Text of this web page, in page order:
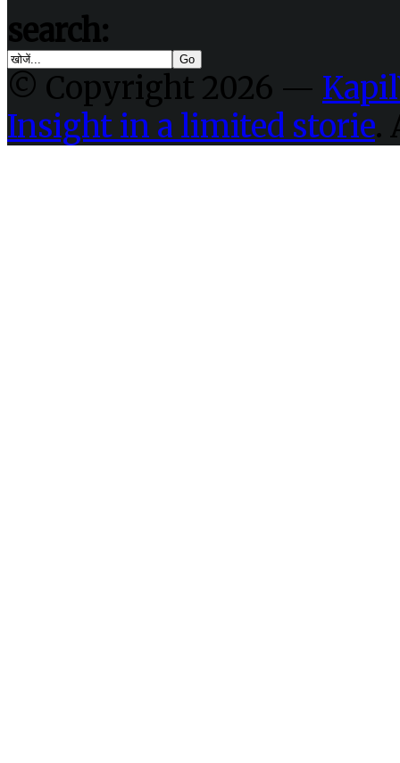
search:
© Copyright 2026 —
Insight in a limited storie.